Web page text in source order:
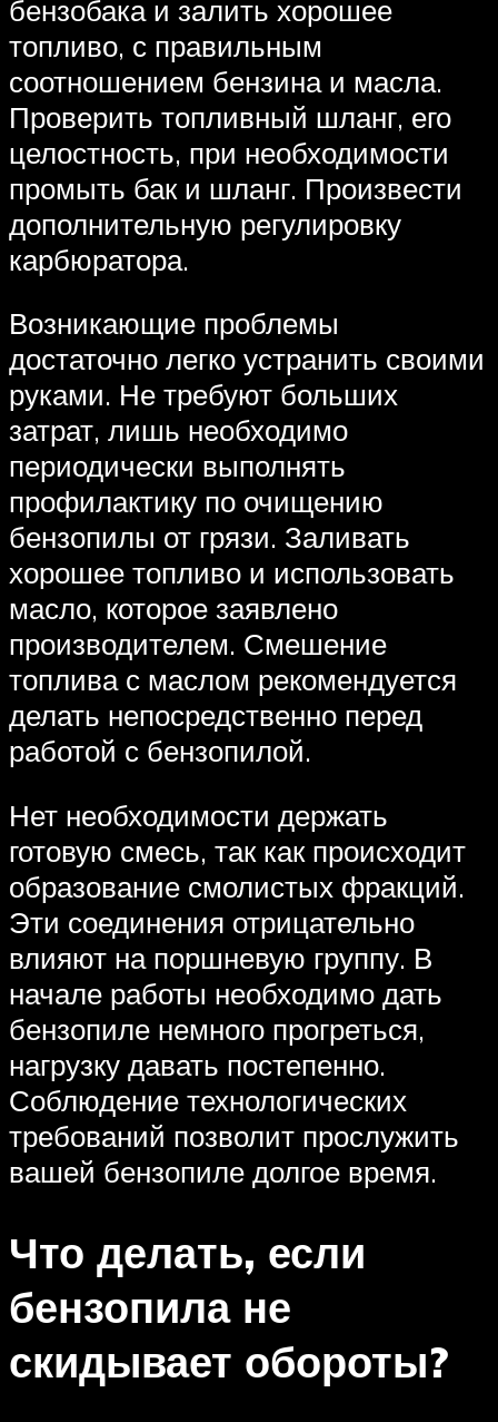
бензобака и залить хорошее
топливо, с правильным
соотношением бензина и масла.
Проверить топливный шланг, его
целостность, при необходимости
промыть бак и шланг. Произвести
дополнительную регулировку
карбюратора.
Возникающие проблемы
достаточно легко устранить своими
руками. Не требуют больших
затрат, лишь необходимо
периодически выполнять
профилактику по очищению
бензопилы от грязи. Заливать
хорошее топливо и использовать
масло, которое заявлено
производителем. Смешение
топлива с маслом рекомендуется
делать непосредственно перед
работой с бензопилой.
Нет необходимости держать
готовую смесь, так как происходит
образование смолистых фракций.
Эти соединения отрицательно
влияют на поршневую группу. В
начале работы необходимо дать
бензопиле немного прогреться,
нагрузку давать постепенно.
Соблюдение технологических
требований позволит прослужить
вашей бензопиле долгое время.
Что делать, если
бензопила не
скидывает обороты?